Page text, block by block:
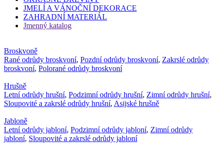
JMELÍ A VÁNOČNÍ DEKORACE
ZAHRADNÍ MATERIÁL
Jmenný katalog
Broskvoně
Rané odrůdy broskvoní, Pozdní odrůdy broskvoní, Zakrslé odrůdy
broskvoní, Polorané odrůdy broskvoní
Hrušně
Letní odrůdy hrušní, Podzimní odrůdy hrušní, Zimní odrůdy hrušní,
Sloupovité a zakrslé odrůdy hrušní, Asijské hrušně
Jabloně
Letní odrůdy jabloní, Podzimní odrůdy jabloní, Zimní odrůdy
jabloní, Sloupovité a zakrslé odrůdy jabloní